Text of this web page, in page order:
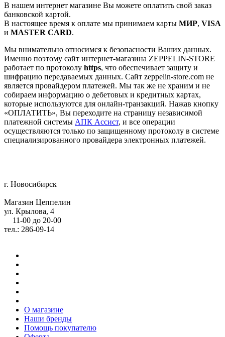
В нашем интернет магазине Вы можете оплатить свой заказ
банковской картой.
В настоящее время к оплате мы принимаем карты МИР, VISA
и MASTER CARD.
Мы внимательно относимся к безопасности Ваших данных.
Именно поэтому сайт интернет-магазина ZEPPELIN-STORE
работает по протоколу https, что обеспечивает защиту и
шифрацию передаваемых данных. Сайт zeppelin-store.com не
является провайдером платежей. Мы так же не храним и не
собираем информацию о дебетовых и кредитных картах,
которые используются для онлайн-транзакций. Нажав кнопку
«ОПЛАТИТЬ», Вы переходите на страницу независимой
платежной системы АПК Ассист, и все операции
осуществляются только по защищенному протоколу в системе
специализированного провайдера электронных платежей.
г. Новосибирск
Магазин Цеппелин
ул. Крылова, 4
11-00 до 20-00
тел.: 286-09-14
О магазине
Наши бренды
Помощь покупателю